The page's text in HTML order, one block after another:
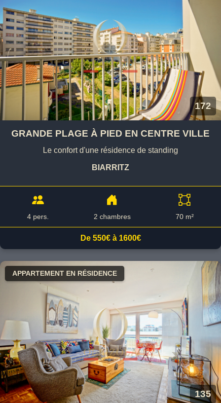
172
GRANDE PLAGE À PIED EN CENTRE VILLE
Le confort d'une résidence de standing
BIARRITZ
4 pers. 2 chambres 70 m²
De 550€ à 1600€
APPARTEMENT EN RÉSIDENCE
135